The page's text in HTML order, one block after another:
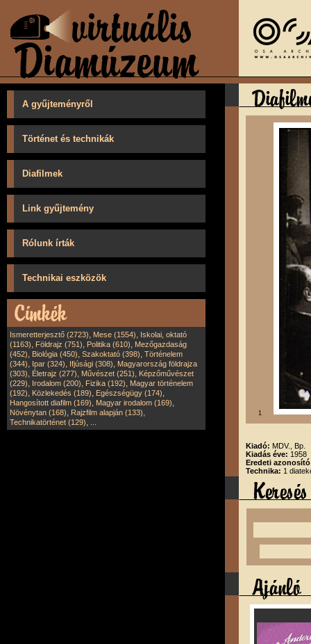
A gyűjteményről
Történet és technikák
Diafilmek
Link gyűjtemény
Rólunk írták
Technikai eszközök
Ismeretterjesztő (2723), Mese (1554), Iskolai, oktató
(1163), Földrajz (751), Politika (610), Mezőgazdaság
(452), Biológia (450), Szakoktató (398), Történelem
(344), Ipar (324), Ifjúsági (308), Magyarország földrajza
(303), Életrajz (277), Művészet (251), Képzőművészet
(229), Irodalom (200), Fizika (192), Magyar történelem
(192), Közlekedés (189), Egészségügy (174),
Hangosított diafilm (169), Magyar irodalom (169),
Növénytan (168), Rajzfilm alapján (133),
Technikatörténet (129),
1
Kiadó: MDV., Bp.
Kiadás éve: 1958
Eredeti
Technika: 1